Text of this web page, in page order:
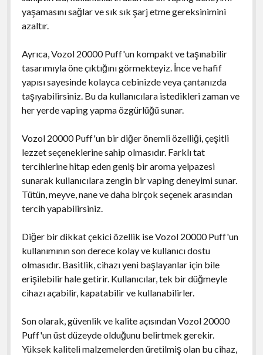
yaşamasını sağlar ve sık sık şarj etme gereksinimini
azaltır.
Ayrıca, Vozol 20000 Puff'un kompakt ve taşınabilir
tasarımıyla öne çıktığını görmekteyiz. İnce ve hafif
yapısı sayesinde kolayca cebinizde veya çantanızda
taşıyabilirsiniz. Bu da kullanıcılara istedikleri zaman ve
her yerde vaping yapma özgürlüğü sunar.
Vozol 20000 Puff'un bir diğer önemli özelliği, çeşitli
lezzet seçeneklerine sahip olmasıdır. Farklı tat
tercihlerine hitap eden geniş bir aroma yelpazesi
sunarak kullanıcılara zengin bir vaping deneyimi sunar.
Tütün, meyve, nane ve daha birçok seçenek arasından
tercih yapabilirsiniz.
Diğer bir dikkat çekici özellik ise Vozol 20000 Puff'un
kullanımının son derece kolay ve kullanıcı dostu
olmasıdır. Basitlik, cihazı yeni başlayanlar için bile
erişilebilir hale getirir. Kullanıcılar, tek bir düğmeyle
cihazı açabilir, kapatabilir ve kullanabilirler.
Son olarak, güvenlik ve kalite açısından Vozol 20000
Puff'un üst düzeyde olduğunu belirtmek gerekir.
Yüksek kaliteli malzemelerden üretilmiş olan bu cihaz,